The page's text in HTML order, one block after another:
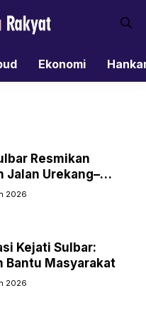
Ekonomi
Resmikan
Jalan Urekang–
Mamasa Apresiasi
2026
Kejati Sulbar:
Bantu Masyarakat
2026